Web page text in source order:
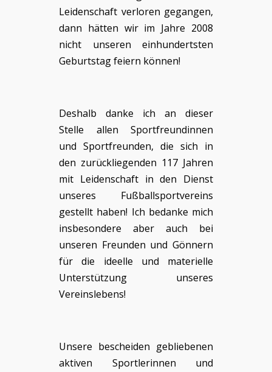
Leidenschaft verloren gegangen,
dann hätten wir im Jahre 2008
nicht unseren einhundertsten
Geburtstag feiern können!
Deshalb danke ich an dieser
Stelle allen Sportfreundinnen
und Sportfreunden, die sich in
den zurückliegenden 117 Jahren
mit Leidenschaft in den Dienst
unseres Fußballsportvereins
gestellt haben! Ich bedanke mich
insbesondere aber auch bei
unseren Freunden und Gönnern
für die ideelle und materielle
Unterstützung unseres
Vereinslebens!
Unsere bescheiden gebliebenen
aktiven Sportlerinnen und